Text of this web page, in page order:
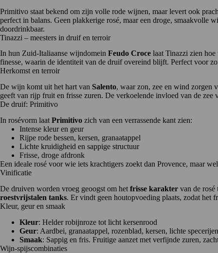
Primitivo staat bekend om zijn volle rode wijnen, maar levert ook
perfect in balans. Geen plakkerige rosé, maar een droge, smaakvolle
doordrinkbaar.
Tinazzi – meesters in druif en terroir
In hun Zuid-Italiaanse wijndomein Feudo Croce laat Tinazzi zien
finesse, waarin de identiteit van de druif overeind blijft. Perfect voor
Herkomst en terroir
De wijn komt uit het hart van Salento, waar zon, zee en wind zorgen
geeft van rijp fruit en frisse zuren. De verkoelende invloed van de
De druif: Primitivo
In rosévorm laat Primitivo zich van een verrassende kant zien:
Intense kleur en geur
Rijpe rode bessen, kersen, granaatappel
Lichte kruidigheid en sappige structuur
Frisse, droge afdronk
Een ideale rosé voor wie iets krachtigers zoekt dan Provence, maar
Vinificatie
De druiven worden vroeg geoogst om het frisse karakter van de
roestvrijstalen tanks. Er vindt geen houtopvoeding plaats, zodat het
Kleur, geur en smaak
Kleur: Helder robijnroze tot licht kersenrood
Geur: Aardbei, granaatappel, rozenblad, kersen, lichte specerijen
Smaak: Sappig en fris. Fruitige aanzet met verfijnde zuren,
Wijn-spijscombinaties